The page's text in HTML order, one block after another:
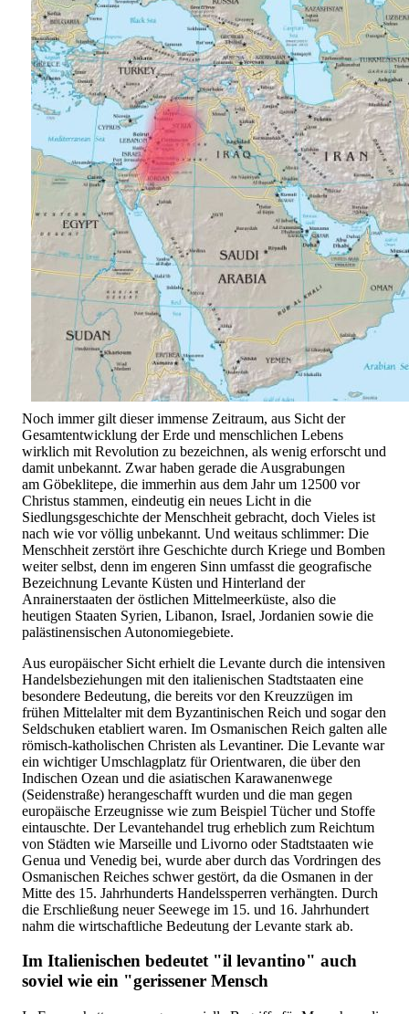
Noch immer gilt dieser immense Zeitraum, aus Sicht der
Gesamtentwicklung der Erde und menschlichen Lebens
wirklich mit Revolution zu bezeichnen, als wenig erforscht und
damit unbekannt. Zwar haben gerade die Ausgrabungen
am Göbeklitepe, die immerhin aus dem Jahr um 12500 vor
Christus stammen, eindeutig ein neues Licht in die
Siedlungsgeschichte der Menschheit gebracht, doch Vieles ist
nach wie vor völlig unbekannt. Und weitaus schlimmer: Die
Menschheit zerstört ihre Geschichte durch Kriege und Bomben
weiter selbst, denn im engeren Sinn umfasst die geografische
Bezeichnung Levante Küsten und Hinterland der
Anrainerstaaten der östlichen Mittelmeerküste, also die
heutigen Staaten Syrien, Libanon, Israel, Jordanien sowie die
palästinensischen Autonomiegebiete.
Aus europäischer Sicht erhielt die Levante durch die intensiven
Handelsbeziehungen mit den italienischen Stadtstaaten eine
besondere Bedeutung, die bereits vor den Kreuzzügen im
frühen Mittelalter mit dem Byzantinischen Reich und sogar den
Seldschuken etabliert waren. Im Osmanischen Reich galten alle
römisch-katholischen Christen als Levantiner. Die Levante war
ein wichtiger Umschlagplatz für Orientwaren, die über den
Indischen Ozean und die asiatischen Karawanenwege
(Seidenstraße) herangeschafft wurden und die man gegen
europäische Erzeugnisse wie zum Beispiel Tücher und Stoffe
eintauschte. Der Levantehandel trug erheblich zum Reichtum
von Städten wie Marseille und Livorno oder Stadtstaaten wie
Genua und Venedig bei, wurde aber durch das Vordringen des
Osmanischen Reiches schwer gestört, da die Osmanen in der
Mitte des 15. Jahrhunderts Handelssperren verhängten. Durch
die Erschließung neuer Seewege im 15. und 16. Jahrhundert
nahm die wirtschaftliche Bedeutung der Levante stark ab.
Im Italienischen bedeutet "il levantino" auch
soviel wie ein "gerissener Mensch